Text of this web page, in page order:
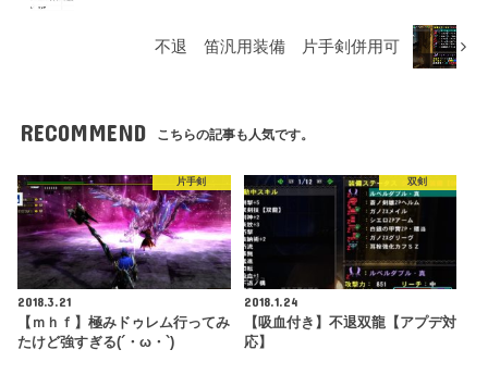
不退 笛汎用装備 片手剣併用可
RECOMMEND こちらの記事も人気です。
片手剣
2018.3.21
【ｍｈｆ】極みドゥレム行ってみ
たけど強すぎる(´・ω・`)
双剣
2018.1.24
【吸血付き】不退双龍【アプデ対
応】